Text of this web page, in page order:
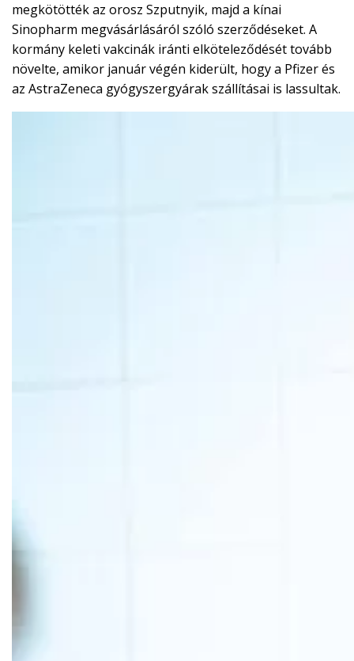
megkötötték az orosz Szputnyik, majd a kínai
Sinopharm megvásárlásáról szóló szerződéseket. A
kormány keleti vakcinák iránti elköteleződését tovább
növelte, amikor január végén kiderült, hogy a Pfizer és
az AstraZeneca gyógyszergyárak szállításai is lassultak.